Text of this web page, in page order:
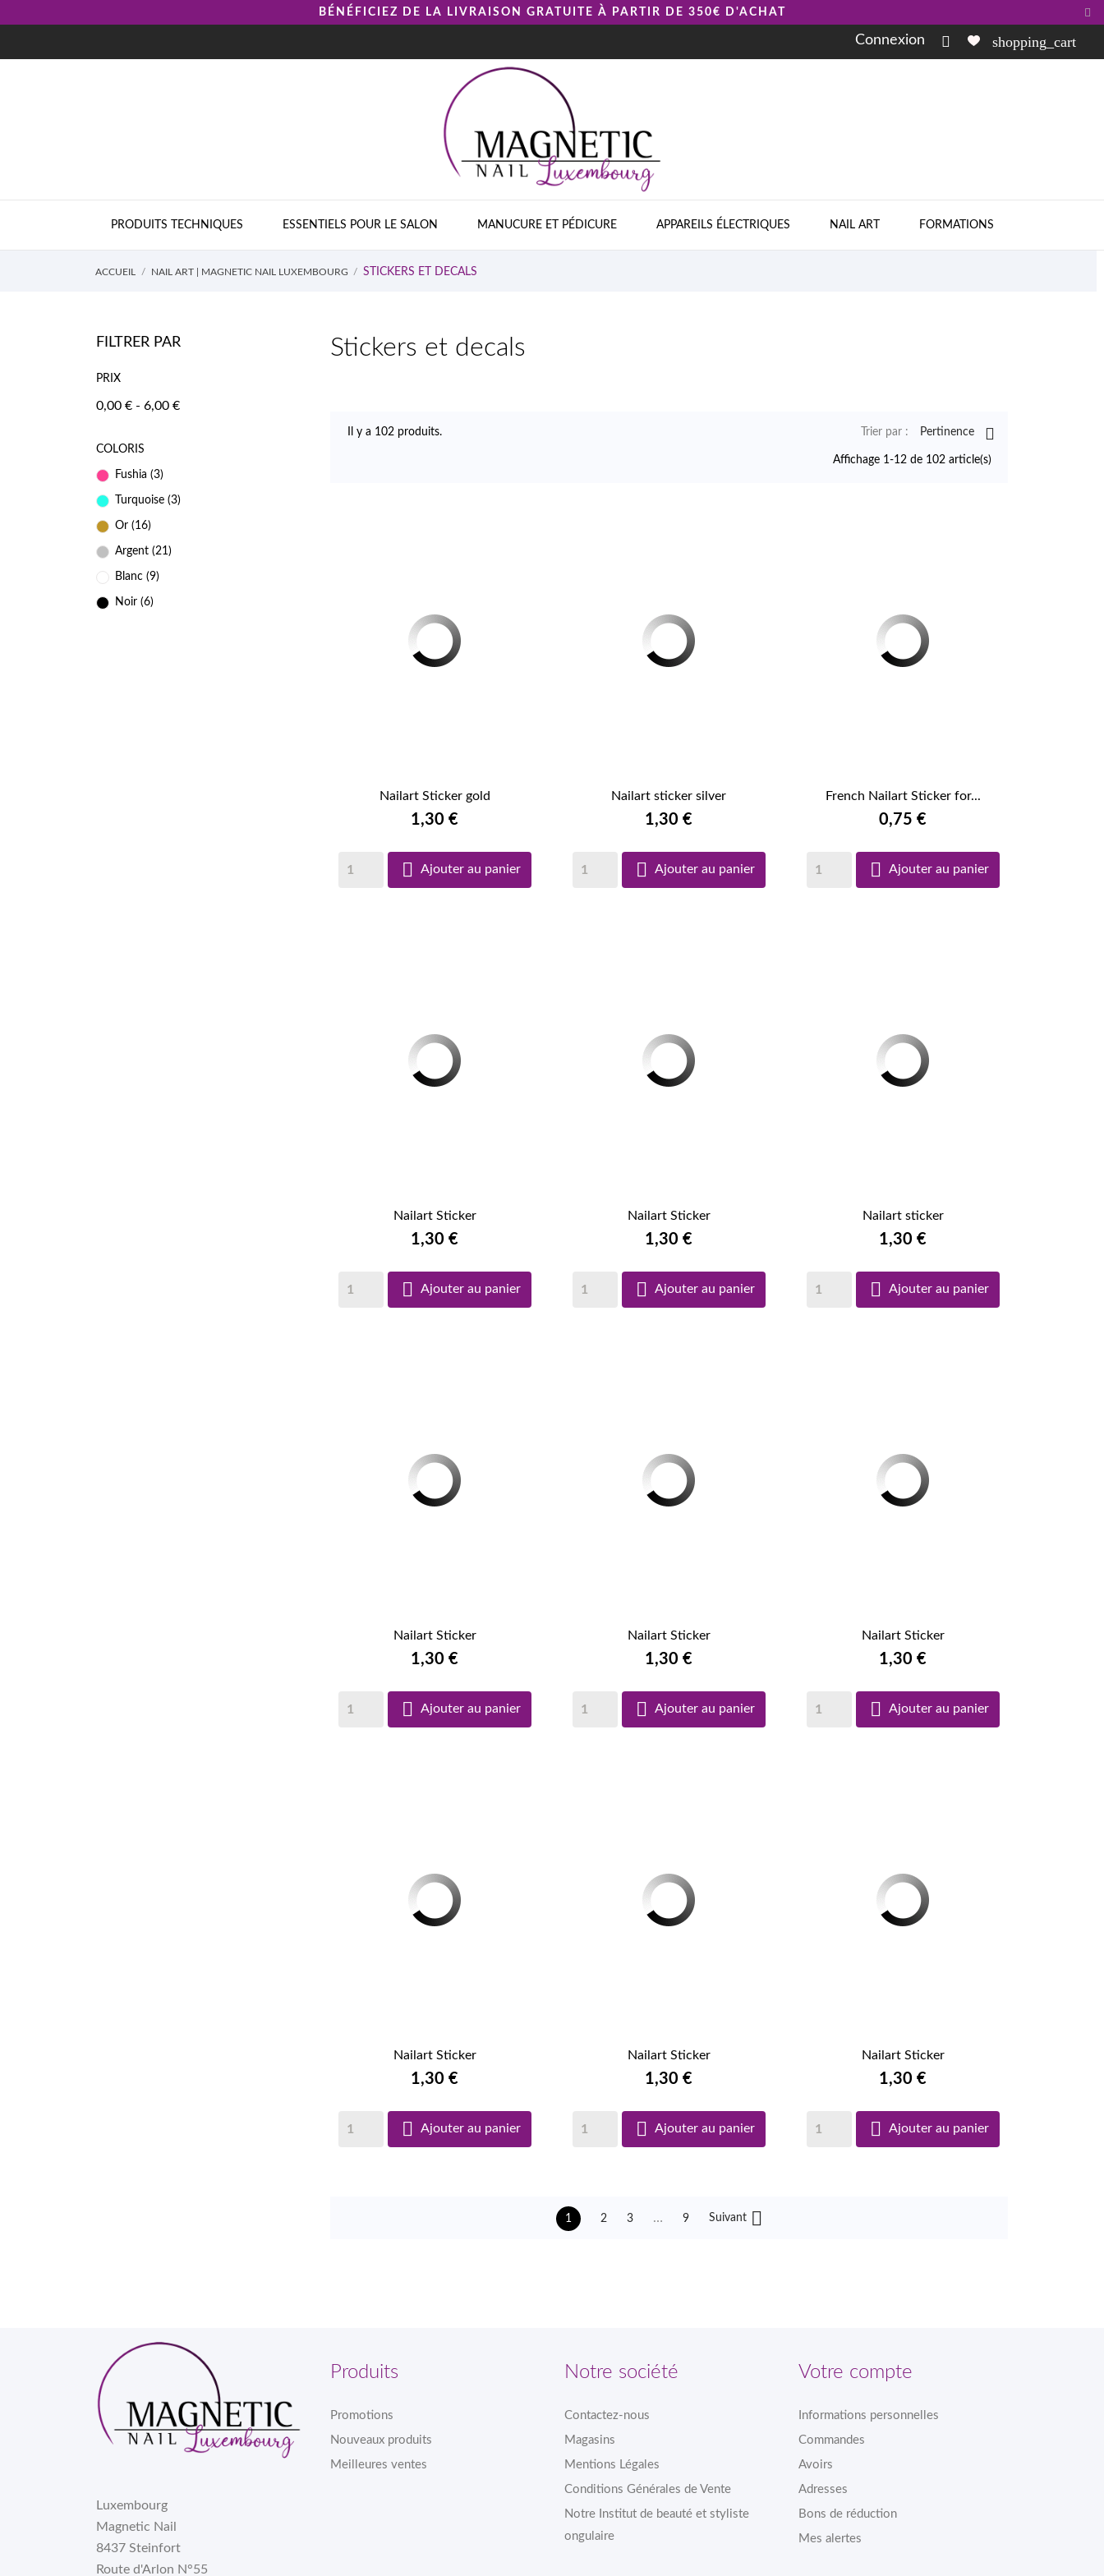
BÉNÉFICIEZ DE LA LIVRAISON GRATUITE À PARTIR DE 350€ D'ACHAT 
Connexion  shopping_cart
PRODUITS TECHNIQUES ESSENTIELS POUR LE SALON MANUCURE ET PÉDICURE APPAREILS ÉLECTRIQUES NAIL ART FORMATIONS

ACCUEIL NAIL ART | MAGNETIC NAIL LUXEMBOURG STICKERS ET DECALS
FILTRER PAR
PRIX
0,00 € - 6,00 €
COLORIS
Fushia (3)
Turquoise (3)
Or (16)
Argent (21)
Blanc (9)
Noir (6)
Stickers et decals
Il y a 102 produits. Trier par : Pertinence 
Affichage 1-12 de 102 article(s)
APERÇU RAPIDE
Nailart Sticker gold
1,30 €
 Ajouter au panier
APERÇU RAPIDE
Nailart sticker silver
1,30 €
 Ajouter au panier
APERÇU RAPIDE
French Nailart Sticker for...
0,75 €
 Ajouter au panier
APERÇU RAPIDE
Nailart Sticker
1,30 €
 Ajouter au panier
APERÇU RAPIDE
Nailart Sticker
1,30 €
 Ajouter au panier
APERÇU RAPIDE
Nailart sticker
1,30 €
 Ajouter au panier
APERÇU RAPIDE
Nailart Sticker
1,30 €
 Ajouter au panier
APERÇU RAPIDE
Nailart Sticker
1,30 €
 Ajouter au panier
APERÇU RAPIDE
Nailart Sticker
1,30 €
 Ajouter au panier
APERÇU RAPIDE
Nailart Sticker
1,30 €
 Ajouter au panier
APERÇU RAPIDE
Nailart Sticker
1,30 €
 Ajouter au panier
APERÇU RAPIDE
Nailart Sticker
1,30 €
 Ajouter au panier
1 2 3 … 9 Suivant 
Luxembourg
Magnetic Nail
8437 Steinfort
Route d'Arlon N°55
Produits
Promotions
Nouveaux produits
Meilleures ventes
Notre société
Contactez-nous
Magasins
Mentions Légales
Conditions Générales de Vente
Notre Institut de beauté et styliste
ongulaire
Votre compte
Informations personnelles
Commandes
Avoirs
Adresses
Bons de réduction
Mes alertes